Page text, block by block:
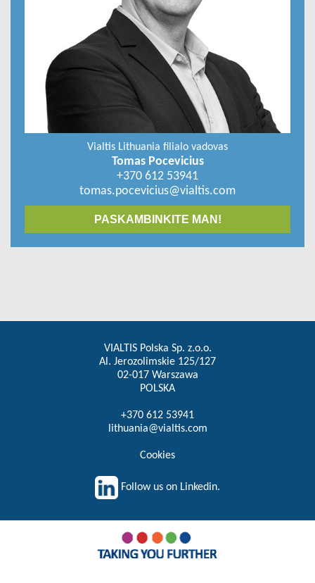
Vialtis Lithuania filialo vadovas
Tomas Pocevicius
+370 612 53941
tomas.pocevicius@vialtis.com
PASKAMBINKITE MAN!
VIALTIS Polska Sp. z.o.o.
Al. Jerozolimskie 125/127
02-017 Warszawa
POLSKA
+370 612 53941
lithuania@vialtis.com
Cookies
Follow us on Linkedin.